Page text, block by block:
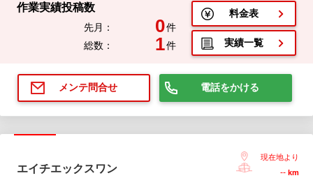
作業実績投稿数
先月： 0件
総数：
1件
料金表
実績一覧
メンテ問合せ 電話をかける
エイチエックスワン
現在地より
-- km